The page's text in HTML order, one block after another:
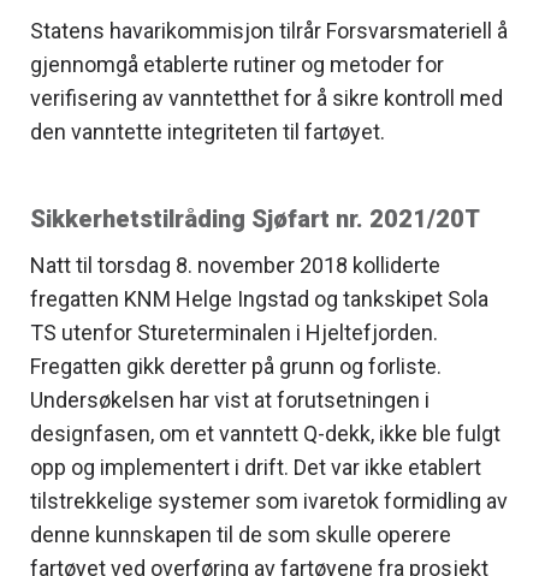
Statens havarikommisjon tilrår Forsvarsmateriell å
gjennomgå etablerte rutiner og metoder for
verifisering av vanntetthet for å sikre kontroll med
den vanntette integriteten til fartøyet.
Sikkerhetstilråding Sjøfart nr. 2021/20T
Natt til torsdag 8. november 2018 kolliderte
fregatten KNM Helge Ingstad og tankskipet Sola
TS utenfor Stureterminalen i Hjeltefjorden.
Fregatten gikk deretter på grunn og forliste.
Undersøkelsen har vist at forutsetningen i
designfasen, om et vanntett Q-dekk, ikke ble fulgt
opp og implementert i drift. Det var ikke etablert
tilstrekkelige systemer som ivaretok formidling av
denne kunnskapen til de som skulle operere
fartøyet ved overføring av fartøyene fra prosjekt